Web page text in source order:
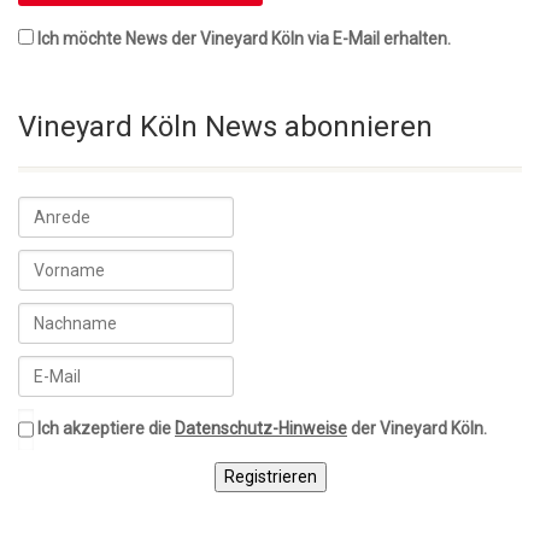
Ich möchte News der Vineyard Köln via E-Mail erhalten.
Vineyard Köln News abonnieren
Ich akzeptiere die Datenschutz-Hinweiseder Vineyard Köln.
Registrieren